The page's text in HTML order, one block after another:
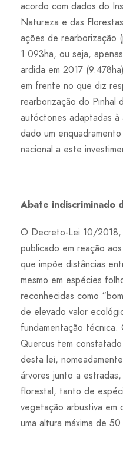
acordo com dados do
Natureza e das
ações de rearborização
1.093ha, ou seja,
ardida em 2017
em frente no que diz
rearborização do Pinhal
autóctones adaptadas
dado um
nacional a este
Abate indiscriminado
O Decreto-Lei 10/2018,
publicado em reação
que impõe distâncias
mesmo em espécies
reconhecidas como
de elevado valor
fundamentação técnica.
Quercus tem
desta lei,
árvores junto a
florestal, tanto de
vegetação arbustiva em
uma altura máxima de